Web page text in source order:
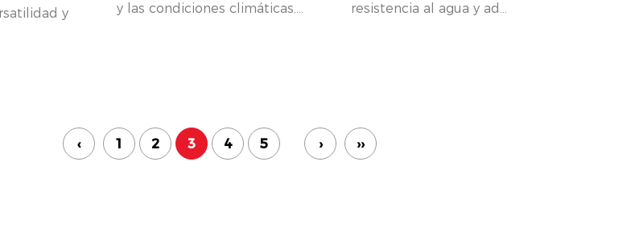
y
y las condiciones climáticas....
resistencia al agua y ad...
‹ 1 2 3 4 5 › ››